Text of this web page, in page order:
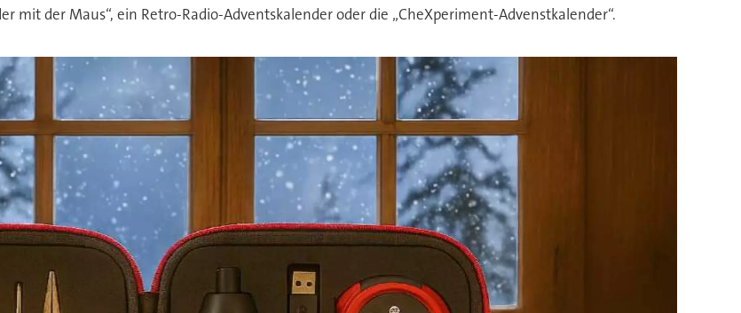
mit der Maus“, ein Retro-Radio-Adventskalender oder die „CheXperiment-Advenstkalender“.